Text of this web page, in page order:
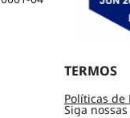
TERMOS
Políticas de
Siga